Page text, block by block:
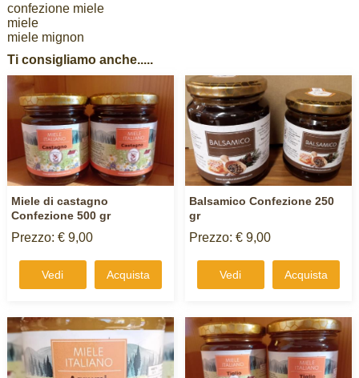
confezione miele
miele
miele mignon
Ti consigliamo anche.....
Miele di castagno
Confezione 500 gr
Prezzo: € 9,00
Vedi Acquista
Balsamico Confezione 250
gr
Prezzo: € 9,00
Vedi Acquista